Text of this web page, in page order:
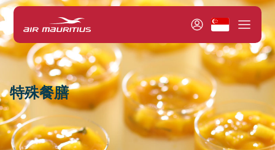
特殊餐膳